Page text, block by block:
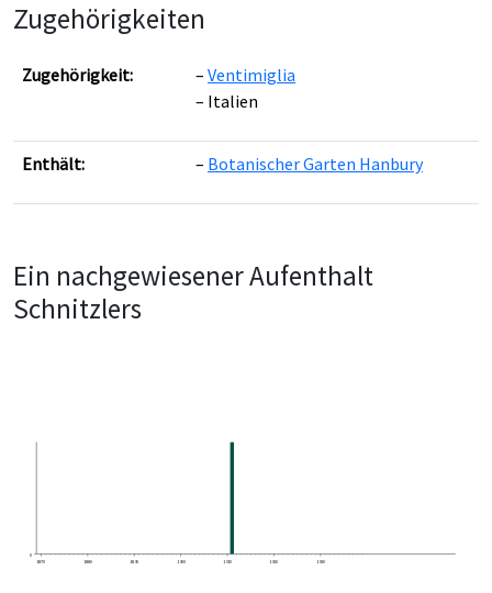
Leaflet |©OpenStreetMapcontributors ©
Zugehörigkeiten
Zugehörigkeit:
Ventimiglia
Italien
Enthält: Botanischer Garten Hanbury
Ein nachgewiesener Aufenthalt
Schnitzlers
0
1870
1880 1890 1900 1910 1920 1930